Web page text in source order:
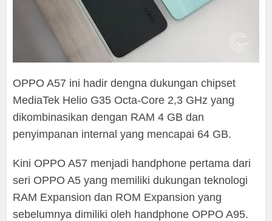
OPPO A57 ini hadir dengna dukungan chipset
MediaTek Helio G35 Octa-Core 2,3 GHz yang
dikombinasikan dengan RAM 4 GB dan
penyimpanan internal yang mencapai 64 GB.
Kini OPPO A57 menjadi handphone pertama dari
seri OPPO A5 yang memiliki dukungan teknologi
RAM Expansion dan ROM Expansion yang
sebelumnya dimiliki oleh handphone OPPO A95.